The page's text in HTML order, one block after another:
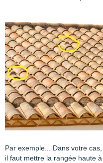
Par exemple... Dans votre
il faut mettre la rangée haute